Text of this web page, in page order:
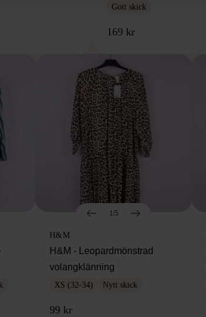
Gott skick
169 kr
1/5
H&M
H&M - Leopardmönstrad
volangklänning
XS (32-34) Nytt skick
99 kr